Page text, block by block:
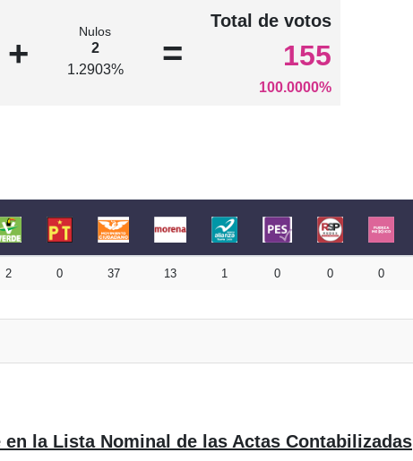
+
Nulos
2
1.2903%
=
Total de votos
155
100.0000%
2 0 37 13 1 0 0 0
la Lista Nominal de las Actas Contabilizadas